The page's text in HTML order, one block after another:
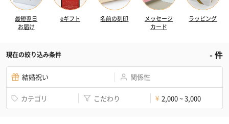
最短翌日
お届け
eギフト 名前の刻印
メッセージ
カード
ラッピング
現在の絞り込み条件 -件
結婚祝い 関係性
カテゴリ こだわり ¥ 2,000 ~ 3,000